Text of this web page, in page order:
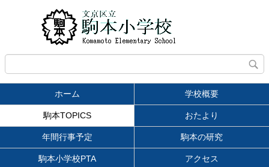
ホーム 学校概要
駒本TOPICS おたより
年間行事予定 駒本の研究
駒本小学校PTA アクセス